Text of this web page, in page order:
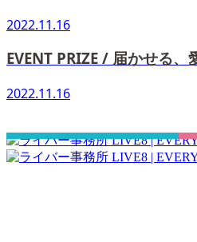
2022.11.16
EVENT PRIZE / 届かせる
2022.11.16